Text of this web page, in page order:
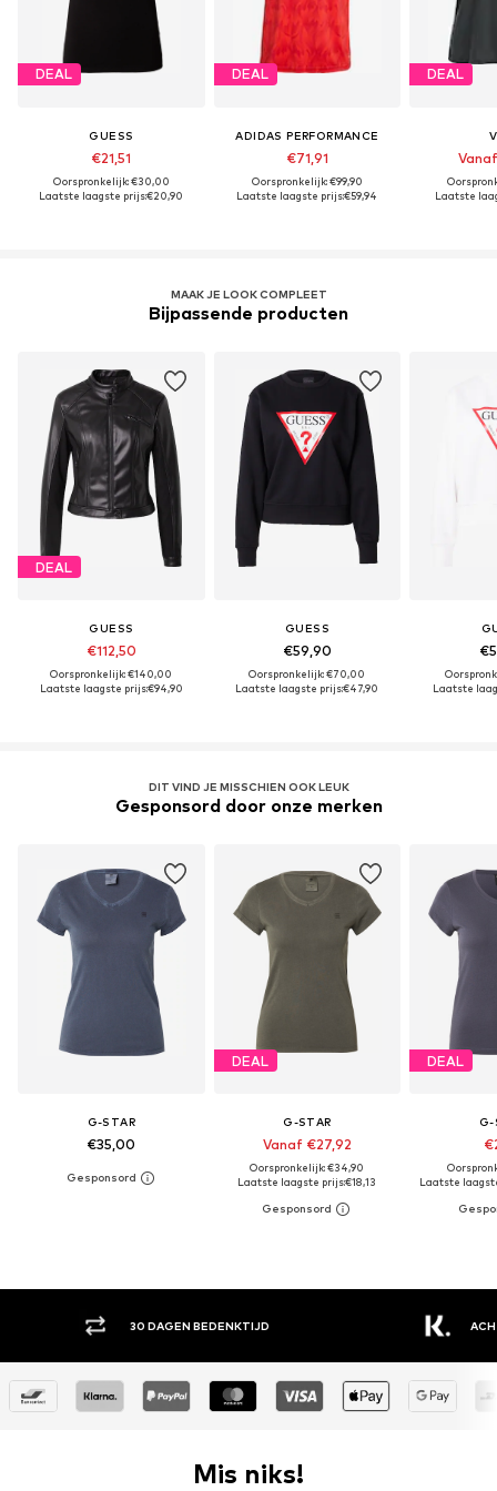
DEAL
GUESS
€21,51
Oorspronkelijk: €30,00
Laatste laagste prijs:€20,90
DEAL
ADIDAS PERFORMANCE
€71,91
Oorspronkelijk: €99,90
Laatste laagste prijs:€59,94
DEAL
Laatste
MAAK JE LOOK COMPLEET
Bijpassende producten
DEAL
GUESS
€112,50
Oorspronkelijk: €140,00
Laatste laagste prijs:€94,90
GUESS
€59,90
Oorspronkelijk: €70,00
Laatste laagste prijs:€47,90
Laatste
DIT VIND JE MISSCHIEN OOK LEUK
Gesponsord door onze merken
G-STAR
€35,00
DEAL
G-STAR
Vanaf €27,92
Oorspronkelijk: €34,90
Laatste laagste prijs:€18,13
DEAL
G-
Laatste
30 DAGEN BEDENKTIJD
Mis niks!